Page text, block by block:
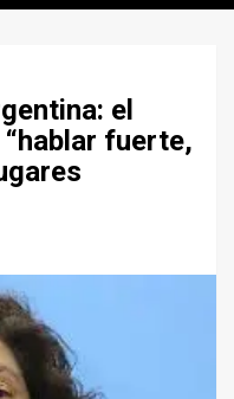
el
fuerte,